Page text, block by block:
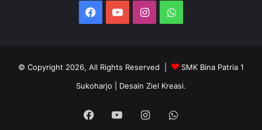
FacebookYouTubeInstagramWhatsApp
© Copyright 2026, All Rights Reserved |
SMK Bina Patria 1
Sukoharjo | Desain Ziel Kreasi.
FacebookYouTubeInstagramWhatsApp